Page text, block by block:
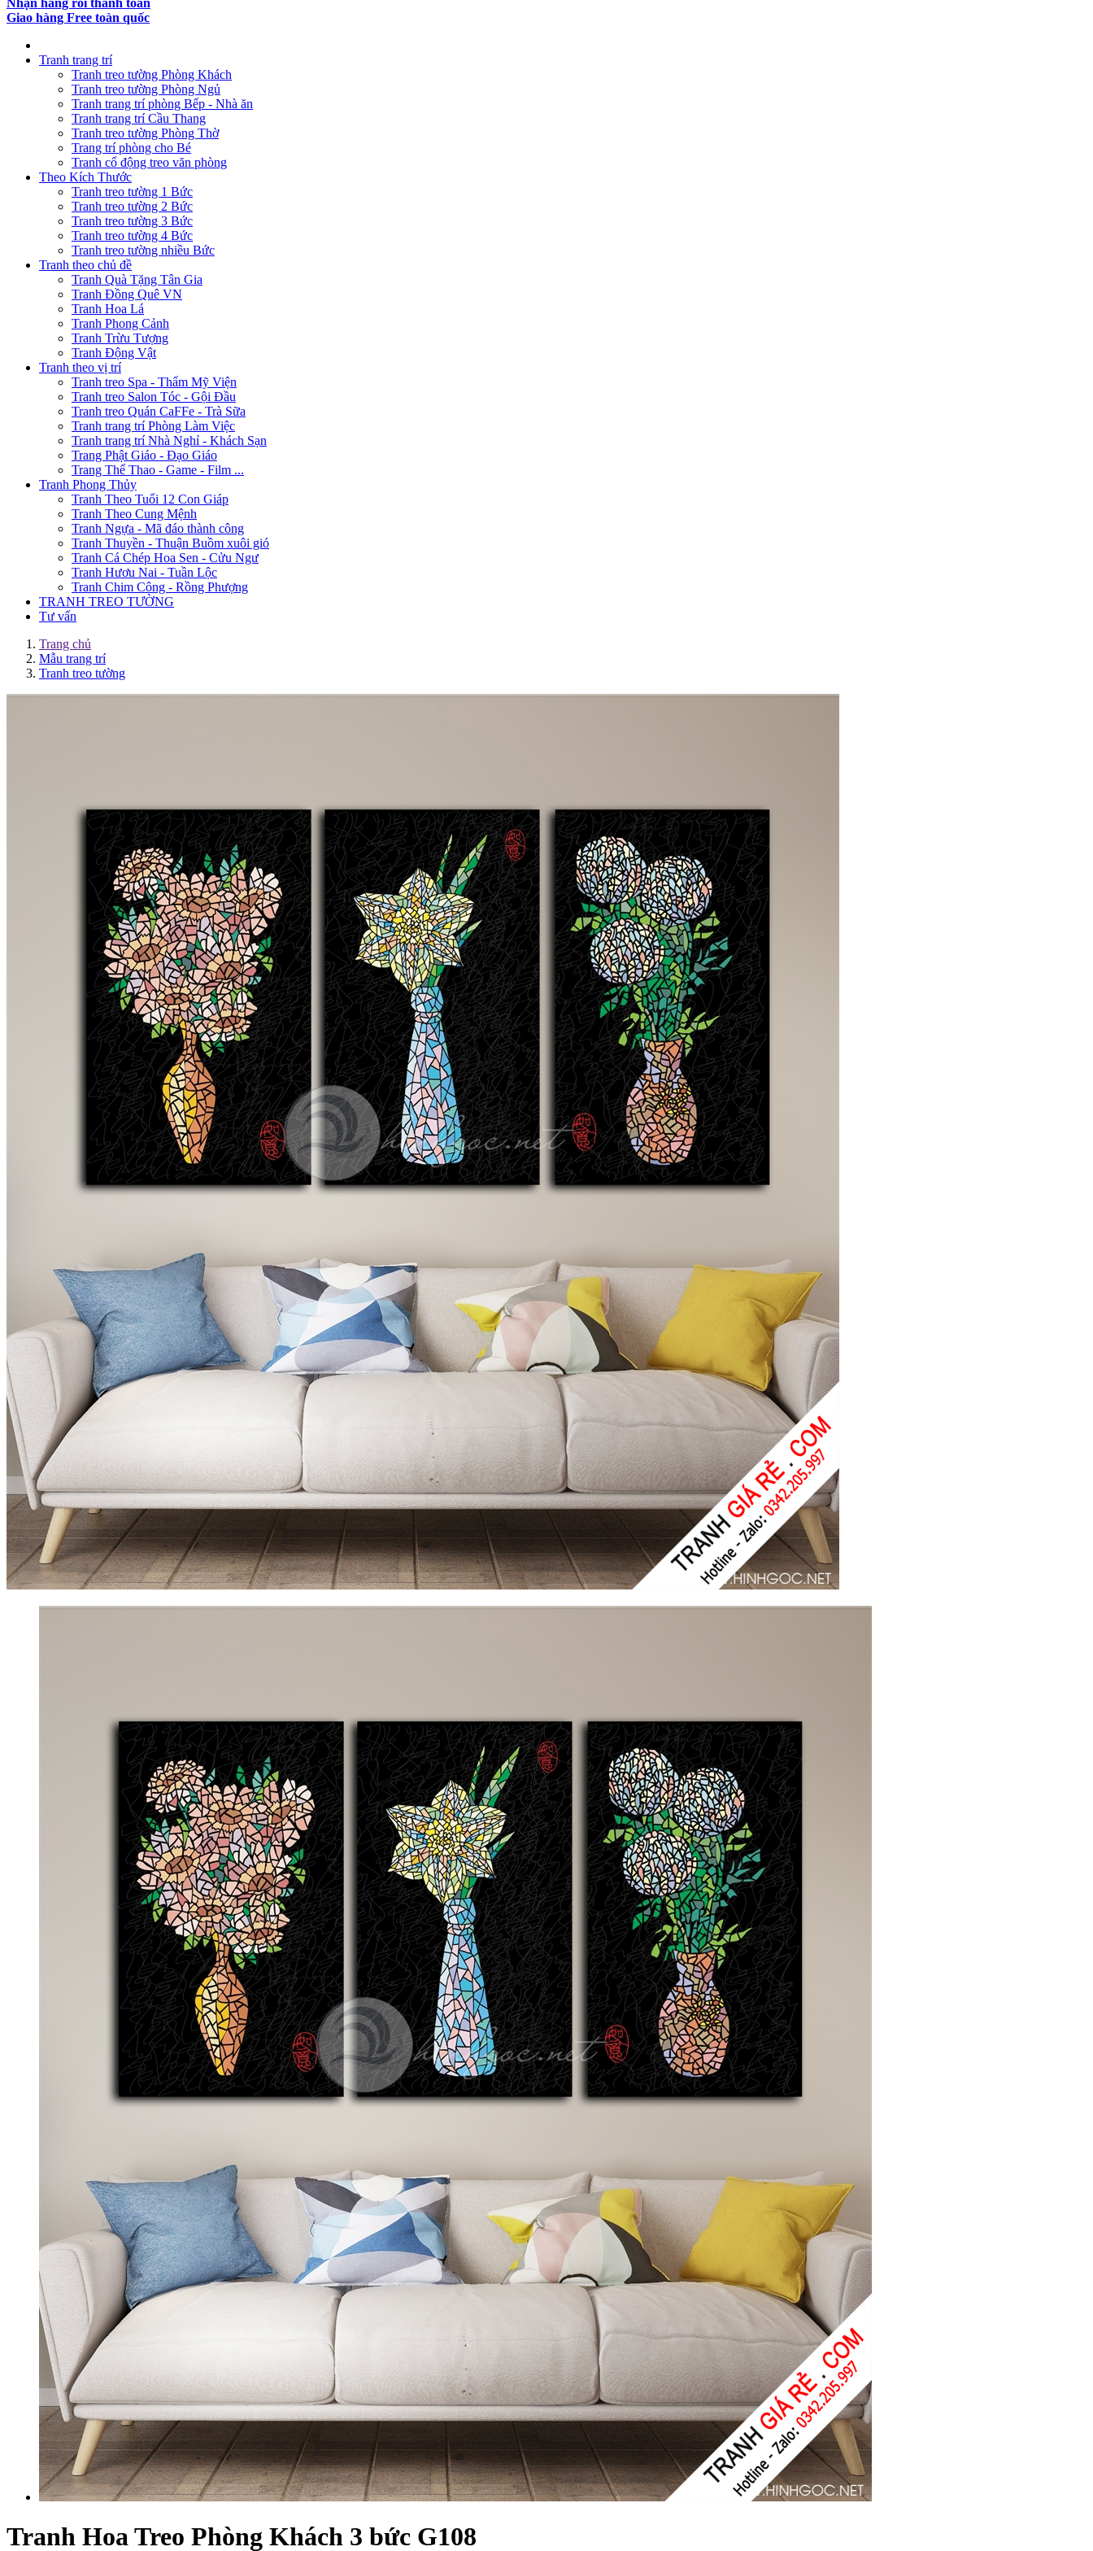
Nhận hàng rồi thanh toán
Giao hàng Free toàn quốc
Tranh trang trí
Tranh treo tường Phòng Khách
Tranh treo tường Phòng Ngủ
Tranh trang trí phòng Bếp - Nhà ăn
Tranh trang trí Cầu Thang
Tranh treo tường Phòng Thờ
Trang trí phòng cho Bé
Tranh cổ động treo văn phòng
Theo Kích Thước
Tranh treo tường 1 Bức
Tranh treo tường 2 Bức
Tranh treo tường 3 Bức
Tranh treo tường 4 Bức
Tranh treo tường nhiều Bức
Tranh theo chủ đề
Tranh Quà Tặng Tân Gia
Tranh Đồng Quê VN
Tranh Hoa Lá
Tranh Phong Cảnh
Tranh Trừu Tượng
Tranh Động Vật
Tranh theo vị trí
Tranh treo Spa - Thẩm Mỹ Viện
Tranh treo Salon Tóc - Gội Đầu
Tranh treo Quán CaFFe - Trà Sữa
Tranh trang trí Phòng Làm Việc
Tranh trang trí Nhà Nghỉ - Khách Sạn
Trang Phật Giáo - Đạo Giáo
Trang Thể Thao - Game - Film ...
Tranh Phong Thủy
Tranh Theo Tuổi 12 Con Giáp
Tranh Theo Cung Mệnh
Tranh Ngựa - Mã đáo thành công
Tranh Thuyền - Thuận Buồm xuôi gió
Tranh Cá Chép Hoa Sen - Cửu Ngư
Tranh Hươu Nai - Tuần Lộc
Tranh Chim Công - Rồng Phượng
TRANH TREO TƯỜNG
Tư vấn
Trang chủ
Mẫu trang trí
Tranh treo tường
Tranh Hoa Treo Phòng Khách 3 bức G108